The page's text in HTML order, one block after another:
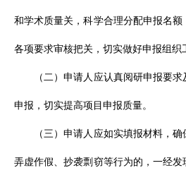
和学术质量关，科学合理分配申报名
各项要求审核把关，切实做好申报组织
（二）申请人应认真阅研申报要求
申报，切实提高项目申报质量。
（三）申请人应如实填报材料，确
弄虚作假、抄袭剽窃等行为的，一经